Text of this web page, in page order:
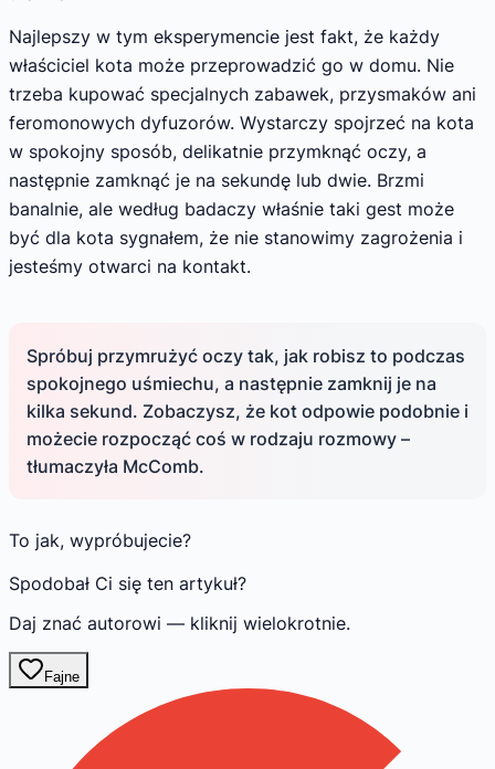
Najlepszy w tym eksperymencie jest fakt, że każdy
właściciel kota może przeprowadzić go w domu. Nie
trzeba kupować specjalnych zabawek, przysmaków ani
feromonowych dyfuzorów. Wystarczy spojrzeć na kota
w spokojny sposób, delikatnie przymknąć oczy, a
następnie zamknąć je na sekundę lub dwie. Brzmi
banalnie, ale według badaczy właśnie taki gest może
być dla kota sygnałem, że nie stanowimy zagrożenia i
jesteśmy otwarci na kontakt.
Spróbuj przymrużyć oczy tak, jak robisz to podczas
spokojnego uśmiechu, a następnie zamknij je na
kilka sekund. Zobaczysz, że kot odpowie podobnie i
możecie rozpocząć coś w rodzaju rozmowy –
tłumaczyła McComb.
To jak, wypróbujecie?
Spodobał Ci się ten artykuł?
Daj znać autorowi — kliknij wielokrotnie.
Fajne